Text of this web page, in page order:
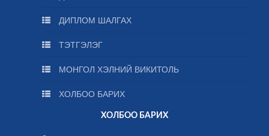
ДИПЛОМ ШАЛГАХ
ТЭТГЭЛЭГ
МОНГОЛ ХЭЛНИЙ ВИКИТОЛЬ
ХОЛБОО БАРИХ
ХОЛБОО БАРИХ